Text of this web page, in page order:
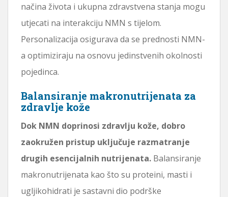
načina života i ukupna zdravstvena stanja mogu
utjecati na interakciju NMN s tijelom.
Personalizacija osigurava da se prednosti NMN-
a optimiziraju na osnovu jedinstvenih okolnosti
pojedinca.
Balansiranje makronutrijenata za
zdravlje kože
Dok NMN doprinosi zdravlju kože, dobro
zaokružen pristup uključuje razmatranje
drugih esencijalnih nutrijenata. Balansiranje
makronutrijenata kao što su proteini, masti i
ugljikohidrati je sastavni dio podrške